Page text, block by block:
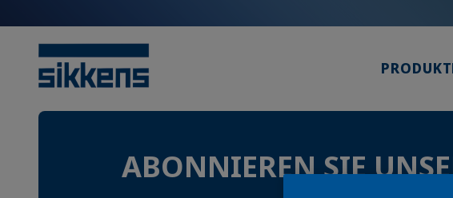
ABONNIEREN SIE